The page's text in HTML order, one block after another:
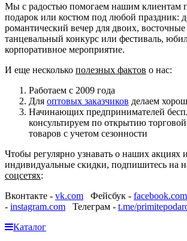
Мы с радостью помогаем нашим клиентам
подарок или костюм под любой праздник:
романтический вечер для двоих,
танцевальный конкурс или фестиваль,
корпоративное мероприятие.
И еще несколько полезных фактов о нас:
Работаем с 2009 года
Для оптовых заказчиков делаем
Начинающих предпринимателей
консультируем по открытию
товаров с учетом сезонности
Чтобы регулярно узнавать о наших акциях
индивидуальные скидки, подпишитесь на
соцсетях:
Вконтакте - vk.com Фейсбук - facebook.com
- instagram.com Телеграм - t.me/
Каталог